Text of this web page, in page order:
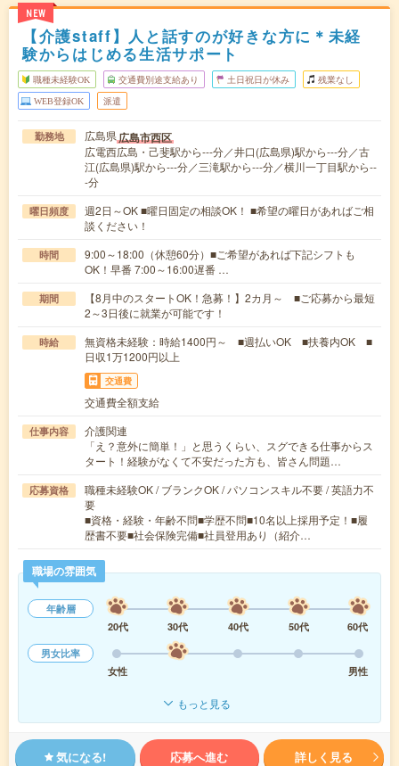
NEW
【介護staff】人と話すのが好きな方に＊未経
験からはじめる生活サポート
職種未経験OK 交通費別途支給あり 土日祝日が休み 残業なし
WEB登録OK 派遣
勤務地 広島県広島市西区
広電西広島・己斐駅から---分／井口(広島県)駅から---分／古
江(広島県)駅から---分／三滝駅から---分／横川一丁目駅から--
-分
曜日頻度
週2日～OK ■曜日固定の相談OK！ ■希望の曜日があればご相
談ください！
時間
9:00～18:00（休憩60分）■ご希望があれば下記シフトも
OK！早番 7:00～16:00遅番 …
期間
【8月中のスタートOK！急募！】2カ月～ ■ご応募から最短
2～3日後に就業が可能です！
時給
無資格未経験：時給1400円～ ■週払いOK ■扶養内OK ■
日収1万1200円以上
交通費
交通費全額支給
仕事内容
介護関連
「え？意外に簡単！」と思うくらい、スグできる仕事からス
タート！経験がなくて不安だった方も、皆さん問題…
応募資格
職種未経験OK / ブランクOK / パソコンスキル不要 / 英語力不
要
■資格・経験・年齢不問■学歴不問■10名以上採用予定！■履
歴書不要■社会保険完備■社員登用あり（紹介…
職場の雰囲気
年齢層
20代
30代 40代 50代
60代
男女比率
女性
男性
もっと見る
気になる! 応募へ進む 詳しく見る